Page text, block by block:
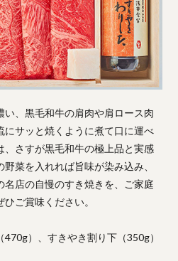
、黒毛和牛の肩肉や肩ロース肉
にサッと焼くように煮て口に運べ
、さすが黒毛和牛の極上品と実感
菜を入れれば旨味が染み込み、
名店の自慢のすき焼きを、ご家庭
ご賞味ください。
）、すきやき割り下（350g）